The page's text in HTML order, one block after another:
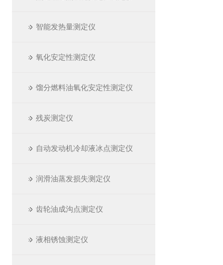
智能发热量测定仪
氧化安定性测定仪
馏分燃料油氧化安定性测定仪
残炭测定仪
自动发动机冷却液冰点测定仪
润滑油蒸发损失测定仪
齿轮油成沟点测定仪
液相锈蚀测定仪